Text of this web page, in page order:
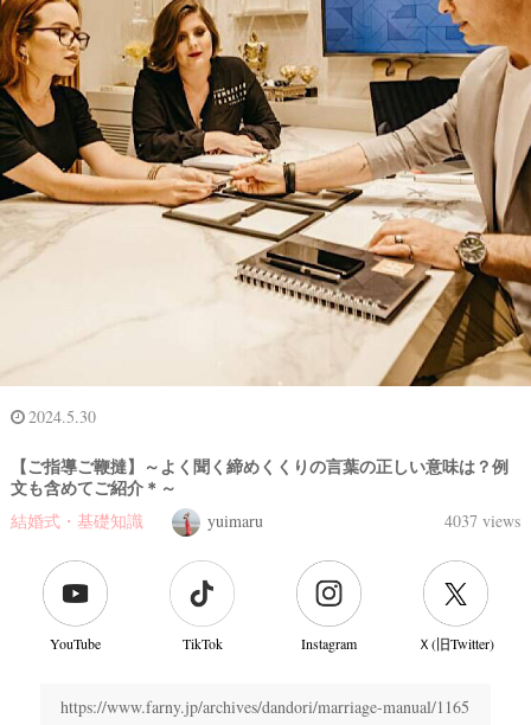
2024.5.30
【ご指導ご鞭撻】～よく聞く締めくくりの言葉の正しい意味は？例
文も含めてご紹介＊～
結婚式・基礎知識 yuimaru 4037 views
YouTube TikTok Instagram Ｘ(旧Twitter)
https://www.farny.jp/archives/dandori/marriage-manual/1165